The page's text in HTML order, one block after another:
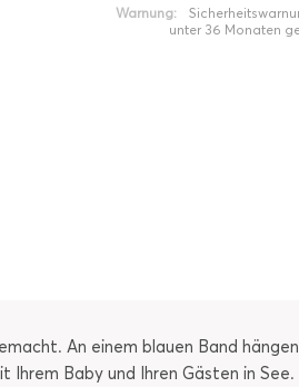
Warnung:
unter 36 Monaten
An einem blauen Band
Ihrem Baby und Ihren Gästen in See.